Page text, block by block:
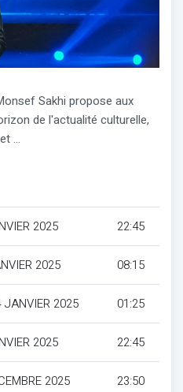
Sakhi propose aux
de l'actualité culturelle,
...
2025 22:45
2025 08:15
JANVIER 2025 01:25
2025 22:45
2025 23:50